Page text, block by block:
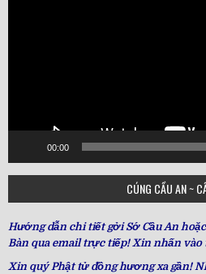
00:00
CÚNG CẦU AN ~
Hướng dẫn chi tiết gởi Sớ Cầu An
Bàn qua email trực tiếp! Xin nhấn vào
Xin quý Phật tử đồng hương xa gần!